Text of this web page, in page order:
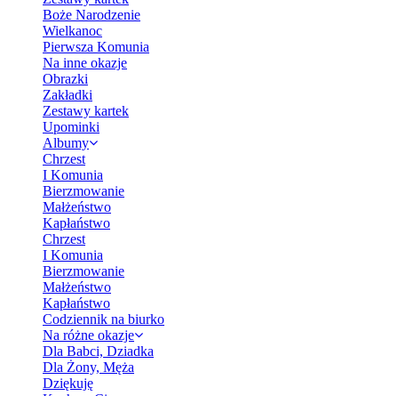
Boże Narodzenie
Wielkanoc
Pierwsza Komunia
Na inne okazje
Obrazki
Zakładki
Zestawy kartek
Upominki
Albumy
Chrzest
I Komunia
Bierzmowanie
Małżeństwo
Kapłaństwo
Chrzest
I Komunia
Bierzmowanie
Małżeństwo
Kapłaństwo
Codziennik na biurko
Na różne okazje
Dla Babci, Dziadka
Dla Żony, Męża
Dziękuję